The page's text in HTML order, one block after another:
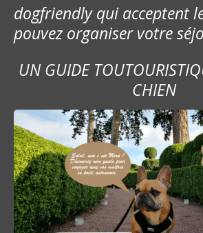
dogfriendly qui acceptent
pouvez organiser votre
UN GUIDE
CHIEN